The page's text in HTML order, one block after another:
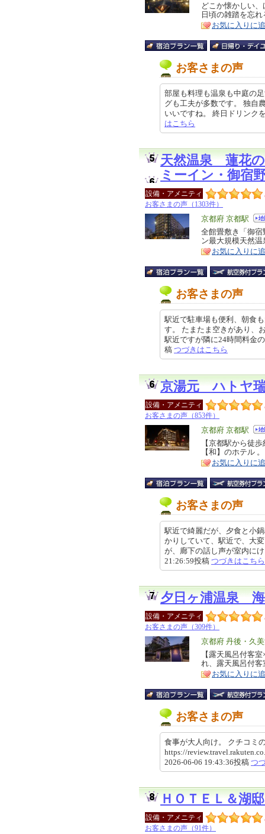
リ
ア
特
徴
どこか懐かしい
日頃の雑踏を忘
お気に入りに
お客さまの声
部屋も料理も温泉も中庭の
グも工夫が多数です。 独自
いいですね。 終日ドリン
はこちら
天然温泉 蓮花
ミーイン・御宿
設備・アメニティ
お客さまの声（1303件）
エ
リ
ア
京都府 京都駅
特
徴
全館畳敷き「御
ン最大規模天然
お気に入りに
お客さまの声
駅近で駐車場も便利、朝食
す。 たまたま空きがあり、
駅近ですが隣に24時間料金
稿 つづきはこちら
京湯元 ハトヤ
設備・アメニティ
お客さまの声（853件）
エ
リ
ア
京都府 京都駅
特
徴
【京都駅から徒
【和】のホテル 。
お気に入りに
お客さまの声
駅近で綺麗だが、夕食と小
かりしていて、駅近で、大
が、廊下の話し声が室内に
21:26:59投稿 つづきはこちら
夕日ヶ浦温泉
設備・アメニティ
お客さまの声（309件）
エ
リ
ア
京都府 丹後・久
特
徴
【露天風呂付客
れ、露天風呂付
お気に入りに
お客さまの声
食事が大人向け。 クチコ
https://
2026-06-06 19:43:36投稿 つ
ＨＯＴＥＬ＆
設備・アメニティ
お客さまの声（91件）